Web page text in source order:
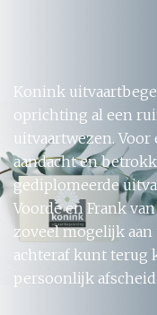
Konink
oprichting al een
uitvaartwezen.
aandacht en
gediplomeerde
Voorde en Frank
zoveel mogelijk
achteraf kunt terug
persoonlijk afscheid.